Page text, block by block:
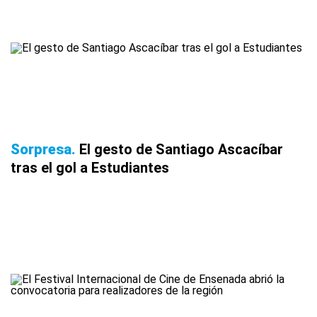
Sorpresa El gesto de Santiago Ascacíbar
tras el gol a Estudiantes